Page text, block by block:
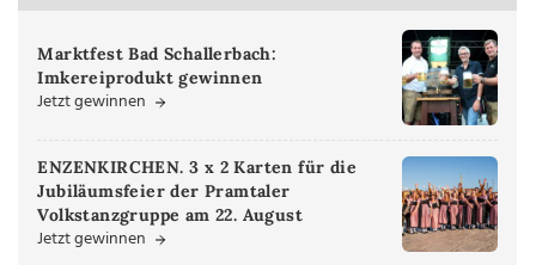
Marktfest Bad Schallerbach:
Imkereiprodukt gewinnen
Jetzt gewinnen
ENZENKIRCHEN. 3 x 2 Karten für die
Jubiläumsfeier der Pramtaler
Volkstanzgruppe am 22. August
Jetzt gewinnen